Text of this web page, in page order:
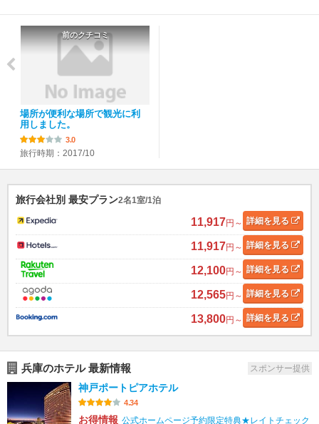
前のクチコミ
場所が便利な場所で観光に利
用しました。
3.0
旅行時期：2017/10
旅行会社別 最安プラン2名1室/1泊
11,917円～ 詳細を見る
11,917円～ 詳細を見る
12,100円～ 詳細を見る
12,565円～ 詳細を見る
13,800円～ 詳細を見る
兵庫のホテル 最新情報 スポンサー提供
神戸ポートピアホテル
4.34
お得情報 公式ホームページ予約限定特典★レイトチェック